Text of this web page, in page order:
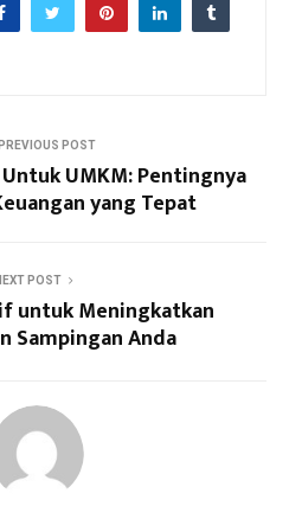
PREVIOUS POST
UMKM: Pentingnya
yang Tepat
POST
untuk Meningkatkan
Sampingan Anda